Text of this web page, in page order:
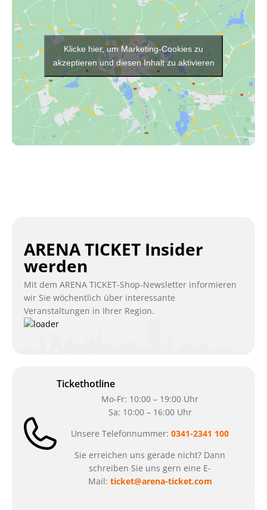
Klicke hier, um Marketing-Cookies zu
akzeptieren und diesen Inhalt zu aktivieren
ARENA TICKET Insider
werden
Mit dem ARENA TICKET-Shop-Newsletter informieren
wir Sie wöchentlich über interessante
Veranstaltungen in Ihrer Region.
Tickethotline
Mo-Fr: 10:00 – 19:00 Uhr
Sa: 10:00 – 16:00 Uhr
Unsere Telefonnummer: 0341-2341 100
Sie erreichen uns gerade nicht? Dann
schreiben Sie uns gern eine E-
Mail: ticket@arena-ticket.com